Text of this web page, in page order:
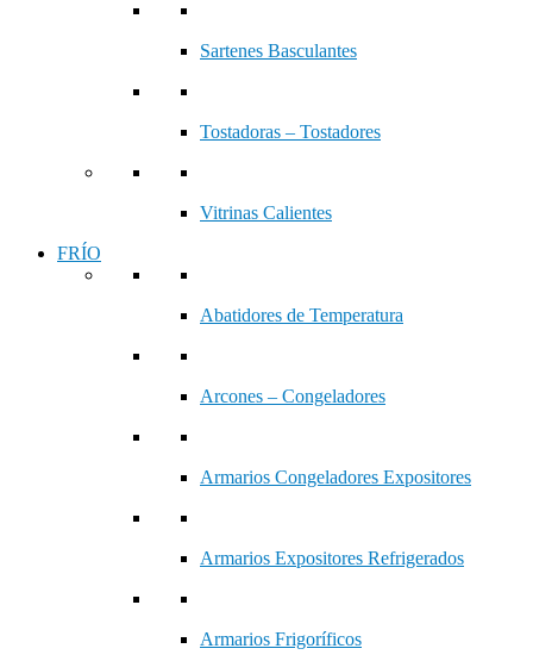
Sartenes Basculantes
Tostadoras – Tostadores
Vitrinas Calientes
FRÍO
Abatidores de Temperatura
Arcones – Congeladores
Armarios Congeladores Expositores
Armarios Expositores Refrigerados
Armarios Frigoríficos